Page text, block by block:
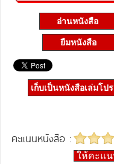
อ่านหนังสือ
ยืมหนังสือ
เก็บเป็นหนังสือเล่มโป
คะแนนหนังสือ :
ให้คะแ